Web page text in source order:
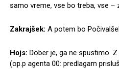
samo vreme, vse bo treba, vse –
Zakrajšek: A potem bo
Hojs: Dober je, ga ne spustimo.
(op.p agenta 00: predlagam